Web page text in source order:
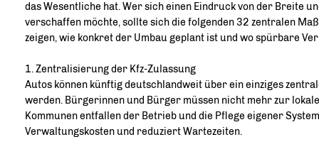
das Wesentliche hat. Wer sich einen Eindruck von der Breite
verschaffen möchte, sollte sich die folgenden 32 zentralen
zeigen, wie konkret der Umbau geplant ist und wo spürbare
1. Zentralisierung der Kfz-Zulassung
Autos können künftig deutschlandweit über ein einziges
werden. Bürgerinnen und Bürger müssen nicht mehr zur
Kommunen entfallen der Betrieb und die Pflege eigener
Verwaltungskosten und reduziert Wartezeiten.